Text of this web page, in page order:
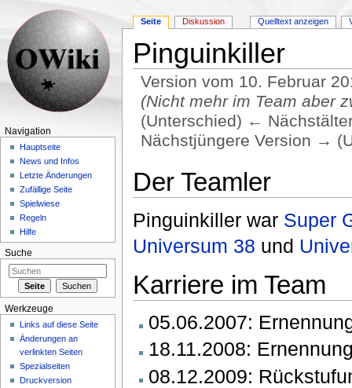
Pinguinkiller
Version vom 10. Februar
(Nicht mehr im Team aber
(Unterschied) ←
Nächstjüngere Version →
Der Teamler
Pinguinkiller war Super
Universum 38 und
Karriere im Team
05.06.2007:
18.11.2008:
08.12.2009:
Seite Diskussion Quelltext anzeigen
Navigation
Hauptseite
News und Infos
Letzte Änderungen
Zufällige Seite
Spielwiese
Regeln
Hilfe
Suche
Werkzeuge
Links auf diese Seite
Änderungen an
verlinkten Seiten
Spezialseiten
Druckversion